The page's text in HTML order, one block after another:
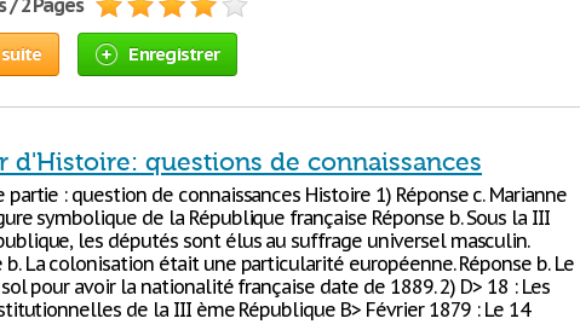
/ 2 Pages
Enregistrer
d'Histoire: questions de connaissances
partie : question de connaissances Histoire 1) Réponse c. Marianne
symbolique de la République française Réponse b. Sous la III
les députés sont élus au suffrage universel masculin.
b. La colonisation était une particularité européenne. Réponse b. Le
pour avoir la nationalité française date de 1889. 2) D> 18 : Les
de la III ème République B> Février 1879 : Le 14